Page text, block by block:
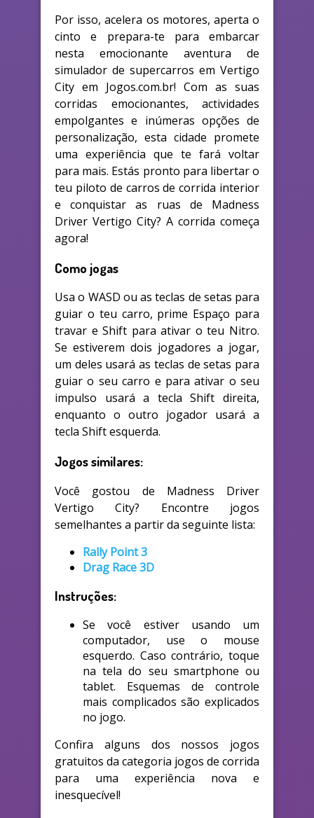
Por isso, acelera os motores, aperta o
cinto e prepara-te para embarcar
nesta emocionante aventura de
simulador de supercarros em Vertigo
City em Jogos.com.br! Com as suas
corridas emocionantes, actividades
empolgantes e inúmeras opções de
personalização, esta cidade promete
uma experiência que te fará voltar
para mais. Estás pronto para libertar o
teu piloto de carros de corrida interior
e conquistar as ruas de Madness
Driver Vertigo City? A corrida começa
agora!
Como jogas
Usa o WASD ou as teclas de setas para
guiar o teu carro, prime Espaço para
travar e Shift para ativar o teu Nitro.
Se estiverem dois jogadores a jogar,
um deles usará as teclas de setas para
guiar o seu carro e para ativar o seu
impulso usará a tecla Shift direita,
enquanto o outro jogador usará a
tecla Shift esquerda.
Jogos similares:
Você gostou de Madness Driver
Vertigo City? Encontre jogos
semelhantes a partir da seguinte lista:
Rally Point 3
Drag Race 3D
Instruções:
Se você estiver usando um
computador, use o mouse
esquerdo. Caso contrário, toque
na tela do seu smartphone ou
tablet. Esquemas de controle
mais complicados são explicados
no jogo.
Confira alguns dos nossos jogos
gratuitos da categoria jogos de corrida
para uma experiência nova e
inesquecível!